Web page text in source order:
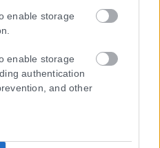
enable storage
enable storage
authentication
and other
MEDIA GROUP A.E.” και κατ’